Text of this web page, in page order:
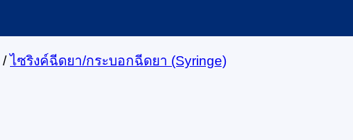
/ ไซริงค์ฉีดยา/กระบอกฉีดยา (Syringe)